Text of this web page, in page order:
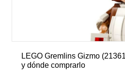
LEGO Gremlins Gizmo
y dónde comprarlo